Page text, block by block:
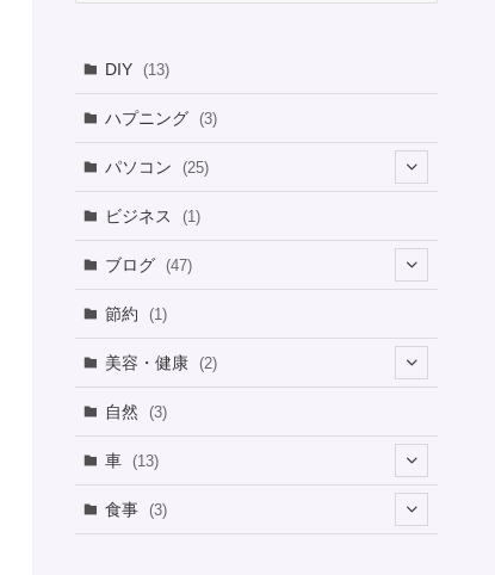
ー
DIY (13)
ハプニング (3)
パソコン (25)
(8)
(1)
(1)
(4)
(1)
(2)
ビジネス (1)
ブログ (47)
(2)
節約 (1)
美容・健康 (2)
(1)
自然 (3)
車 (13)
食事 (3)